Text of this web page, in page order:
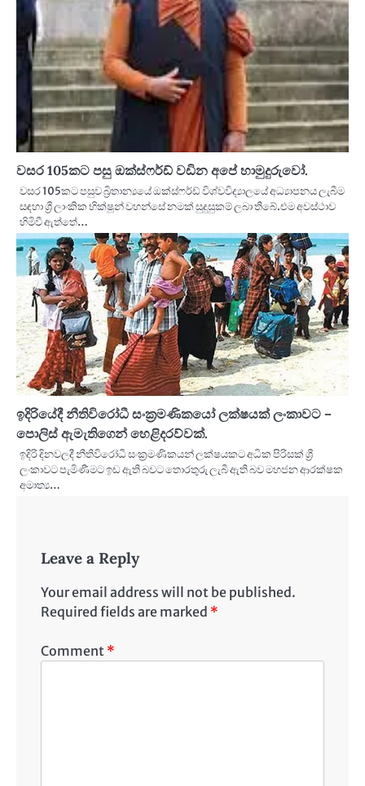
වසර 105කට පසු ඔක්ස්ෆර්ඩ් වඩින අපේ හාමුදුරුවෝ.
වසර 105කට පසුව බ්‍රිතාන්‍යයේ ඔක්ස්ෆර්ඩ් විශ්වවිද්‍යාලයේ අධ්‍යාපනය ලැබීම
සඳහා ශ්‍රී ලාංකික භික්ෂූන් වහන්සේ නමක් සුදුසුකම් ලබා තිබේ.එම අවස්ථාව
හිමිවී ඇත්තේ…
ඉදිරියේදී නීතිවිරෝධී සංක්‍රමණිකයෝ ලක්ෂයක් ලංකාවට –
පොලිස් ඇමැතිගෙන් හෙළිදරව්වක්.
ඉදිරි දිනවලදී නීතිවිරෝධී සංක්‍රමණිකයන් ලක්ෂයකට අධික පිරිසක් ශ්‍රී
ලංකාවට පැමිණීමට ඉඩ ඇති බවට තොරතුරු ලැබී ඇති බව මහජන ආරක්ෂක
අමාත්‍ය…
Leave a Reply
Your email address will not be published.
Required fields are marked *
Comment *